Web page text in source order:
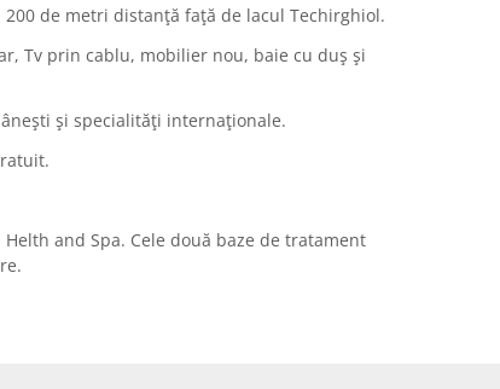
de metri distanță față de lacul Techirghiol.
Tv prin cablu, mobilier nou, baie cu duș și
și specialități internaționale.
and Spa. Cele două baze de tratament